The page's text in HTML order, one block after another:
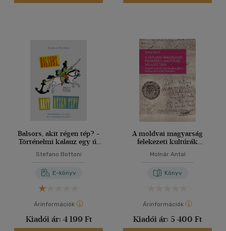
Magyar (7656)
Angol(149)
Angol - olasz - magyar
Cseh (4)
Francia(15)
Horvát (3)
Japán (3)
több nyelv megjelenítése
Vélemény szerint
Balsors, akit régen tép? -
Történelmi kalauz egy új
Stefano Bottoni
E-könyv
Árinformációk
Kiadói ár: 4 199 Ft
A moldvai magyarság
felekezeti kultúrák
Molnár Antal
Könyv
Árinformációk
Kiadói ár: 5 400 Ft